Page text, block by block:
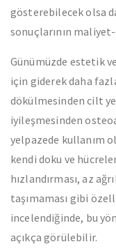
gösterebilecek olsa
sonuçlarının
Günümüzde estetik
için giderek daha
dökülmesinden cilt
iyileşmesinden
yelpazede kullanım
kendi doku ve
hızlandırması, az
taşımaması gibi
incelendiğinde, bu
açıkça görülebilir.